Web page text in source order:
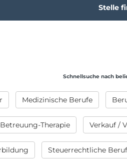
Schnellsuche nach
Medizinische Berufe
Therapie Verkauf /
Steuerrechtliche